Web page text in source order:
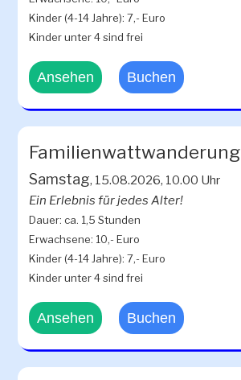
Kinder (4-14 Jahre): 7,- Euro
Kinder unter 4 sind frei
Ansehen Buchen
Familienwattwanderung
Samstag, 15.08.2026, 10.00 Uhr
Ein Erlebnis für jedes Alter!
Dauer: ca. 1,5 Stunden
Erwachsene: 10,- Euro
Kinder (4-14 Jahre): 7,- Euro
Kinder unter 4 sind frei
Ansehen Buchen